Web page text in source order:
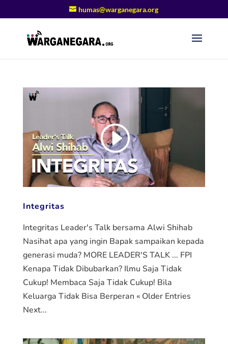
humas@warganegara.org
Integritas
Integritas Leader's Talk bersama Alwi Shihab
Nasihat apa yang ingin Bapak sampaikan kepada
generasi muda? MORE LEADER'S TALK ... FPI
Kenapa Tidak Dibubarkan? Ilmu Saja Tidak
Cukup! Membaca Saja Tidak Cukup! Bila
Keluarga Tidak Bisa Berperan « Older Entries
Next...